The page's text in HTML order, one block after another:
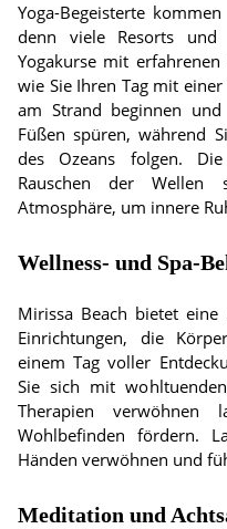
Yoga-Begeisterte
denn viele Resorts und
Yogakurse mit
wie Sie Ihren Tag mit einer
am Strand beginnen
Füßen spüren, während
des Ozeans folgen.
Rauschen der Wellen
Atmosphäre, um innere
Wellness- und Spa-
Mirissa Beach bietet
Einrichtungen, die
einem Tag voller
Sie sich mit
Therapien verwöhnen
Wohlbefinden fördern.
Händen verwöhnen und
Meditation und